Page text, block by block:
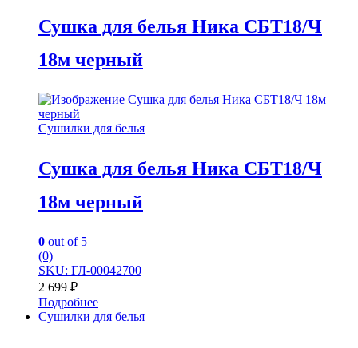
Сушка для белья Ника СБТ18/Ч
18м черный
Сушилки для белья
Сушка для белья Ника СБТ18/Ч
18м черный
0 out of 5
(0)
SKU: ГЛ-00042700
2 699 ₽
Подробнее
Сушилки для белья